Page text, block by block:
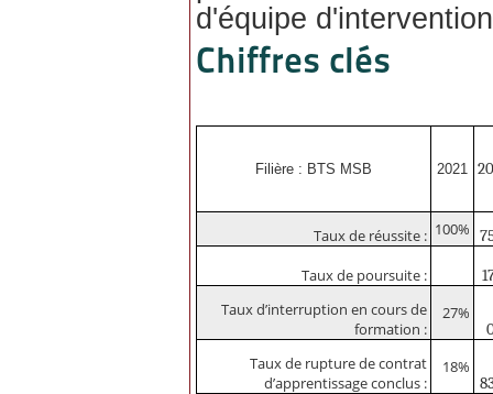
d'équipe
Chiffres clés
Filière : BTS MSB 2021
Taux de réussite : 100%
Taux de poursuite :
Taux d’interruption en cours de
formation :
27%
Taux de rupture de contrat
d’apprentissage conclus :
18%